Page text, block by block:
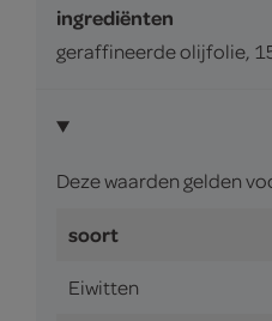
ingrediënten
geraffineerde olijfolie,
Deze waarden gelden
soort
Eiwitten